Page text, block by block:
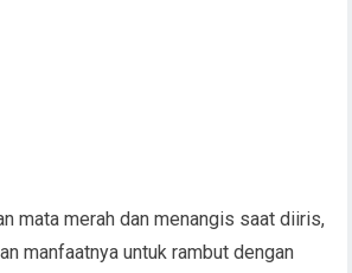
mata merah dan menangis saat diiris,
manfaatnya untuk rambut dengan